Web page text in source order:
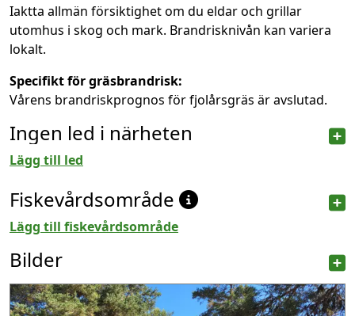
Iaktta allmän försiktighet om du eldar och grillar
utomhus i skog och mark. Brandrisknivån kan variera
lokalt.
Specifikt för gräsbrandrisk:
Vårens brandriskprognos för fjolårsgräs är avslutad.
Ingen led i närheten
Lägg till led
Fiskevårdsområde
Lägg till fiskevårdsområde
Bilder